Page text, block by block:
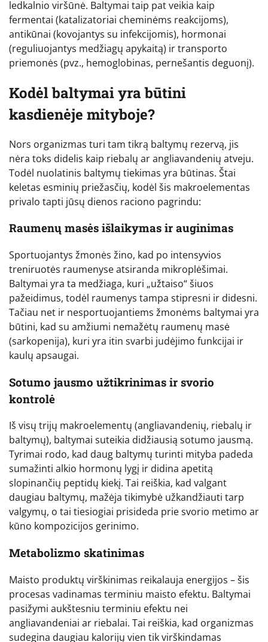
ledkalnio viršūnė. Baltymai taip pat veikia kaip
fermentai (katalizatoriai cheminėms reakcijoms),
antikūnai (kovojantys su infekcijomis), hormonai
(reguliuojantys medžiagų apykaitą) ir transporto
priemonės (pvz., hemoglobinas, pernešantis deguonį).
Kodėl baltymai yra būtini
kasdienėje mityboje?
Nors organizmas turi tam tikrą baltymų rezervą, jis
nėra toks didelis kaip riebalų ar angliavandenių atveju.
Todėl nuolatinis baltymų tiekimas yra būtinas. Štai
keletas esminių priežasčių, kodėl šis makroelementas
privalo tapti jūsų dienos raciono pagrindu:
Raumenų masės išlaikymas ir auginimas
Sportuojantys žmonės žino, kad po intensyvios
treniruotės raumenyse atsiranda mikroplėšimai.
Baltymai yra ta medžiaga, kuri „užtaiso“ šiuos
pažeidimus, todėl raumenys tampa stipresni ir didesni.
Tačiau net ir nesportuojantiems žmonėms baltymai yra
būtini, kad su amžiumi nemažėtų raumenų masė
(sarkopenija), kuri yra itin svarbi judėjimo funkcijai ir
kaulų apsaugai.
Sotumo jausmo užtikrinimas ir svorio
kontrolė
Iš visų trijų makroelementų (angliavandenių, riebalų ir
baltymų), baltymai suteikia didžiausią sotumo jausmą.
Tyrimai rodo, kad daug baltymų turinti mityba padeda
sumažinti alkio hormonų lygį ir didina apetitą
slopinančių peptidų kiekį. Tai reiškia, kad valgant
daugiau baltymų, mažėja tikimybė užkandžiauti tarp
valgymų, o tai tiesiogiai prisideda prie svorio metimo ar
kūno kompozicijos gerinimo.
Metabolizmo skatinimas
Maisto produktų virškinimas reikalauja energijos – šis
procesas vadinamas terminiu maisto efektu. Baltymai
pasižymi aukštesniu terminiu efektu nei
angliavandeniai ar riebalai. Tai reiškia, kad organizmas
sudegina daugiau kalorijų vien tik virškindamas